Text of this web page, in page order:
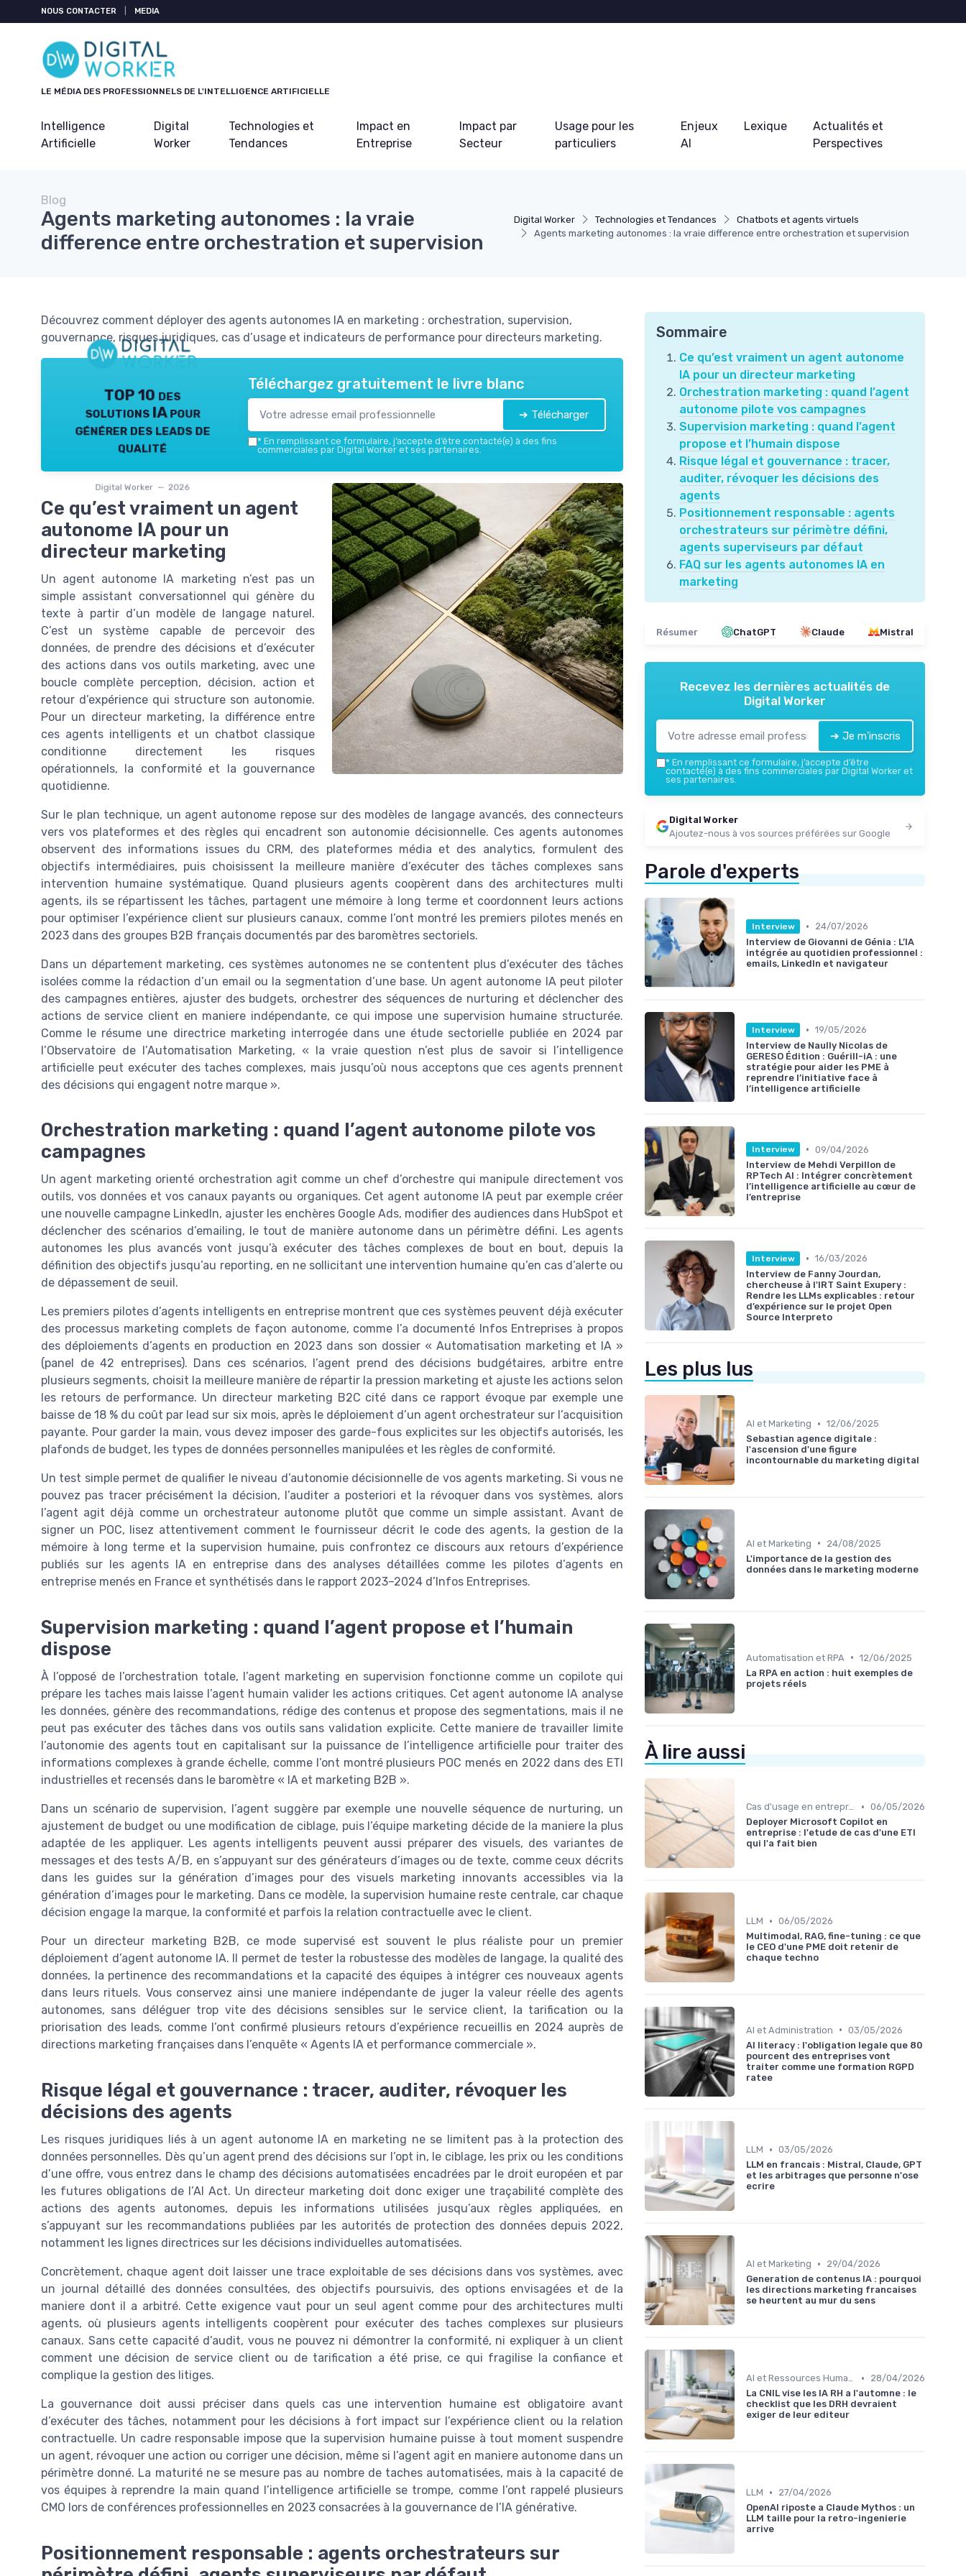
NOUS CONTACTER MEDIA
LE MÉDIA DES PROFESSIONNELS DE L'INTELLIGENCE ARTIFICIELLE
Intelligence
Artificielle
Digital
Worker
Technologies et
Tendances
Impact en
Entreprise
Impact par
Secteur
Usage pour les
particuliers
Enjeux
AI
Lexique
Actualités et
Perspectives
Digital Worker Technologies et Tendances
Chatbots et agents virtuels
Agents marketing autonomes : la vraie difference entre orchestration et supervision
Blog
Agents marketing autonomes : la vraie
difference entre orchestration et supervision
Découvrez comment déployer des agents autonomes IA en marketing : orchestration, supervision,
gouvernance, risques juridiques, cas d’usage et indicateurs de performance pour directeurs marketing.
TOP 10 des
solutions IA pour
générer des leads de
qualité
Digital Worker — 2026
Téléchargez gratuitement le livre blanc
➔ Télécharger
* En remplissant ce formulaire, j’accepte d’être contacté(e) à des fins
commerciales par Digital Worker et ses partenaires.
Ce qu’est vraiment un agent
autonome IA pour un
directeur marketing
Un agent autonome IA marketing n’est pas un
simple assistant conversationnel qui génère du
texte à partir d’un modèle de langage naturel.
C’est un système capable de percevoir des
données, de prendre des décisions et d’exécuter
des actions dans vos outils marketing, avec une
boucle complète perception, décision, action et
retour d’expérience qui structure son autonomie.
Pour un directeur marketing, la différence entre
ces agents intelligents et un chatbot classique
conditionne directement les risques
opérationnels, la conformité et la gouvernance
quotidienne.
Sur le plan technique, un agent autonome repose sur des modèles de langage avancés, des connecteurs
vers vos plateformes et des règles qui encadrent son autonomie décisionnelle. Ces agents autonomes
observent des informations issues du CRM, des plateformes média et des analytics, formulent des
objectifs intermédiaires, puis choisissent la meilleure manière d’exécuter des tâches complexes sans
intervention humaine systématique. Quand plusieurs agents coopèrent dans des architectures multi
agents, ils se répartissent les tâches, partagent une mémoire à long terme et coordonnent leurs actions
pour optimiser l’expérience client sur plusieurs canaux, comme l’ont montré les premiers pilotes menés en
2023 dans des groupes B2B français documentés par des baromètres sectoriels.
Dans un département marketing, ces systèmes autonomes ne se contentent plus d’exécuter des tâches
isolées comme la rédaction d’un email ou la segmentation d’une base. Un agent autonome IA peut piloter
des campagnes entières, ajuster des budgets, orchestrer des séquences de nurturing et déclencher des
actions de service client en maniere indépendante, ce qui impose une supervision humaine structurée.
Comme le résume une directrice marketing interrogée dans une étude sectorielle publiée en 2024 par
l’Observatoire de l’Automatisation Marketing, « la vraie question n’est plus de savoir si l’intelligence
artificielle peut exécuter des taches complexes, mais jusqu’où nous acceptons que ces agents prennent
des décisions qui engagent notre marque ».
Orchestration marketing : quand l’agent autonome pilote vos
campagnes
Un agent marketing orienté orchestration agit comme un chef d’orchestre qui manipule directement vos
outils, vos données et vos canaux payants ou organiques. Cet agent autonome IA peut par exemple créer
une nouvelle campagne LinkedIn, ajuster les enchères Google Ads, modifier des audiences dans HubSpot et
déclencher des scénarios d’emailing, le tout de manière autonome dans un périmètre défini. Les agents
autonomes les plus avancés vont jusqu’à exécuter des tâches complexes de bout en bout, depuis la
définition des objectifs jusqu’au reporting, en ne sollicitant une intervention humaine qu’en cas d’alerte ou
de dépassement de seuil.
Les premiers pilotes d’agents intelligents en entreprise montrent que ces systèmes peuvent déjà exécuter
des processus marketing complets de façon autonome, comme l’a documenté Infos Entreprises à propos
des déploiements d’agents en production en 2023 dans son dossier « Automatisation marketing et IA »
(panel de 42 entreprises). Dans ces scénarios, l’agent prend des décisions budgétaires, arbitre entre
plusieurs segments, choisit la meilleure manière de répartir la pression marketing et ajuste les actions selon
les retours de performance. Un directeur marketing B2C cité dans ce rapport évoque par exemple une
baisse de 18 % du coût par lead sur six mois, après le déploiement d’un agent orchestrateur sur l’acquisition
payante. Pour garder la main, vous devez imposer des garde-fous explicites sur les objectifs autorisés, les
plafonds de budget, les types de données personnelles manipulées et les règles de conformité.
Un test simple permet de qualifier le niveau d’autonomie décisionnelle de vos agents marketing. Si vous ne
pouvez pas tracer précisément la décision, l’auditer a posteriori et la révoquer dans vos systèmes, alors
l’agent agit déjà comme un orchestrateur autonome plutôt que comme un simple assistant. Avant de
signer un POC, lisez attentivement comment le fournisseur décrit le code des agents, la gestion de la
mémoire à long terme et la supervision humaine, puis confrontez ce discours aux retours d’expérience
publiés sur les agents IA en entreprise dans des analyses détaillées comme les pilotes d’agents en
entreprise menés en France et synthétisés dans le rapport 2023–2024 d’Infos Entreprises.
Supervision marketing : quand l’agent propose et l’humain
dispose
À l’opposé de l’orchestration totale, l’agent marketing en supervision fonctionne comme un copilote qui
prépare les taches mais laisse l’agent humain valider les actions critiques. Cet agent autonome IA analyse
les données, génère des recommandations, rédige des contenus et propose des segmentations, mais il ne
peut pas exécuter des tâches dans vos outils sans validation explicite. Cette maniere de travailler limite
l’autonomie des agents tout en capitalisant sur la puissance de l’intelligence artificielle pour traiter des
informations complexes à grande échelle, comme l’ont montré plusieurs POC menés en 2022 dans des ETI
industrielles et recensés dans le baromètre « IA et marketing B2B ».
Dans un scénario de supervision, l’agent suggère par exemple une nouvelle séquence de nurturing, un
ajustement de budget ou une modification de ciblage, puis l’équipe marketing décide de la maniere la plus
adaptée de les appliquer. Les agents intelligents peuvent aussi préparer des visuels, des variantes de
messages et des tests A/B, en s’appuyant sur des générateurs d’images ou de texte, comme ceux décrits
dans les guides sur la génération d’images pour des visuels marketing innovants accessibles via la
génération d’images pour le marketing. Dans ce modèle, la supervision humaine reste centrale, car chaque
décision engage la marque, la conformité et parfois la relation contractuelle avec le client.
Pour un directeur marketing B2B, ce mode supervisé est souvent le plus réaliste pour un premier
déploiement d’agent autonome IA. Il permet de tester la robustesse des modèles de langage, la qualité des
données, la pertinence des recommandations et la capacité des équipes à intégrer ces nouveaux agents
dans leurs rituels. Vous conservez ainsi une maniere indépendante de juger la valeur réelle des agents
autonomes, sans déléguer trop vite des décisions sensibles sur le service client, la tarification ou la
priorisation des leads, comme l’ont confirmé plusieurs retours d’expérience recueillis en 2024 auprès de
directions marketing françaises dans l’enquête « Agents IA et performance commerciale ».
Risque légal et gouvernance : tracer, auditer, révoquer les
décisions des agents
Les risques juridiques liés à un agent autonome IA en marketing ne se limitent pas à la protection des
données personnelles. Dès qu’un agent prend des décisions sur l’opt in, le ciblage, les prix ou les conditions
d’une offre, vous entrez dans le champ des décisions automatisées encadrées par le droit européen et par
les futures obligations de l’AI Act. Un directeur marketing doit donc exiger une traçabilité complète des
actions des agents autonomes, depuis les informations utilisées jusqu’aux règles appliquées, en
s’appuyant sur les recommandations publiées par les autorités de protection des données depuis 2022,
notamment les lignes directrices sur les décisions individuelles automatisées.
Concrètement, chaque agent doit laisser une trace exploitable de ses décisions dans vos systèmes, avec
un journal détaillé des données consultées, des objectifs poursuivis, des options envisagées et de la
maniere dont il a arbitré. Cette exigence vaut pour un seul agent comme pour des architectures multi
agents, où plusieurs agents intelligents coopèrent pour exécuter des taches complexes sur plusieurs
canaux. Sans cette capacité d’audit, vous ne pouvez ni démontrer la conformité, ni expliquer à un client
comment une décision de service client ou de tarification a été prise, ce qui fragilise la confiance et
complique la gestion des litiges.
La gouvernance doit aussi préciser dans quels cas une intervention humaine est obligatoire avant
d’exécuter des tâches, notamment pour les décisions à fort impact sur l’expérience client ou la relation
contractuelle. Un cadre responsable impose que la supervision humaine puisse à tout moment suspendre
un agent, révoquer une action ou corriger une décision, même si l’agent agit en maniere autonome dans un
périmètre donné. La maturité ne se mesure pas au nombre de taches automatisées, mais à la capacité de
vos équipes à reprendre la main quand l’intelligence artificielle se trompe, comme l’ont rappelé plusieurs
CMO lors de conférences professionnelles en 2023 consacrées à la gouvernance de l’IA générative.
Positionnement responsable : agents orchestrateurs sur
Sommaire
Ce qu’est vraiment un agent autonome
IA pour un directeur marketing
Orchestration marketing : quand l’agent
autonome pilote vos campagnes
Supervision marketing : quand l’agent
propose et l’humain dispose
Risque légal et gouvernance : tracer,
auditer, révoquer les décisions des
agents
Positionnement responsable : agents
orchestrateurs sur périmètre défini,
agents superviseurs par défaut
FAQ sur les agents autonomes IA en
marketing
Résumer ChatGPT Claude Mistral
Recevez les dernières actualités de
Digital Worker
➔ Je m'inscris
* En remplissant ce formulaire, j’accepte d’être
contacté(e) à des fins commerciales par Digital Worker et
ses partenaires.
Digital Worker
Ajoutez-nous à vos sources préférées sur Google
Parole d'experts
Interview •
24/07/2026
Interview de Giovanni de Génia : L’IA
intégrée au quotidien professionnel :
emails, LinkedIn et navigateur
Interview • 19/05/2026
Interview de Naully Nicolas de
GERESO Édition : Guérill-iA : une
stratégie pour aider les PME à
reprendre l’initiative face à
l’intelligence artificielle
Interview • 09/04/2026
Interview de Mehdi Verpillon de
RPTech AI : Intégrer concrètement
l’intelligence artificielle au cœur de
l’entreprise
Interview • 16/03/2026
Interview de Fanny Jourdan,
chercheuse à l'IRT Saint Exupery :
Rendre les LLMs explicables : retour
d’expérience sur le projet Open
Source Interpreto
Les plus lus
AI et Marketing • 12/06/2025
Sebastian agence digitale :
l'ascension d'une figure
incontournable du marketing digital
AI et Marketing •
24/08/2025
L'importance de la gestion des
données dans le marketing moderne
Automatisation et RPA • 12/06/2025
La RPA en action : huit exemples de
projets réels
À lire aussi
Cas d'usage en entreprise • 06/05/2026
Deployer Microsoft Copilot en
entreprise : l'etude de cas d'une ETI
qui l'a fait bien
LLM • 06/05/2026
Multimodal, RAG, fine-tuning : ce que
le CEO d'une PME doit retenir de
chaque techno
AI et Administration • 03/05/2026
AI literacy : l'obligation legale que 80
pourcent des entreprises vont
traiter comme une formation RGPD
ratee
LLM • 03/05/2026
LLM en francais : Mistral, Claude, GPT
et les arbitrages que personne n'ose
ecrire
AI et Marketing •
29/04/2026
Generation de contenus IA : pourquoi
les directions marketing francaises
se heurtent au mur du sens
AI et Ressources Humaines •
28/04/2026
La CNIL vise les IA RH a l'automne : le
checklist que les DRH devraient
exiger de leur editeur
LLM •
27/04/2026
OpenAI riposte a Claude Mythos : un
LLM taille pour la retro-ingenierie
arrive
Panneau de gestion des cookies